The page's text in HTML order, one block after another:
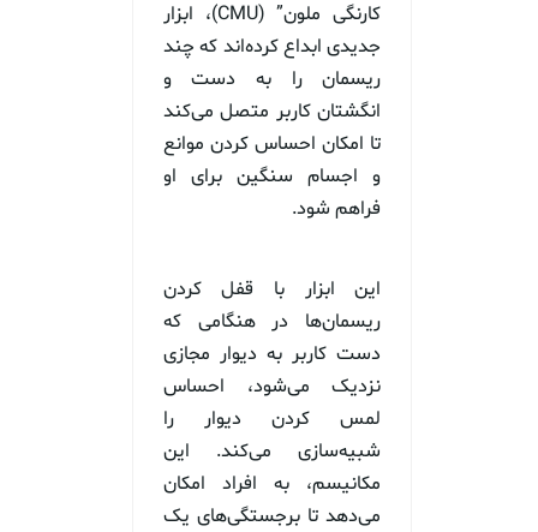
کارنگی ملون” (CMU)، ابزار
جدیدی ابداع کرده‌اند که چند
ریسمان را به دست و
انگشتان کاربر متصل می‌کند
تا امکان احساس کردن موانع
و اجسام سنگین برای او
فراهم شود.
این ابزار با قفل کردن
ریسمان‌ها در هنگامی که
دست کاربر به دیوار مجازی
نزدیک می‌شود، احساس
لمس کردن دیوار را
شبیه‌سازی می‌کند. این
مکانیسم، به افراد امکان
می‌دهد تا برجستگی‌های یک